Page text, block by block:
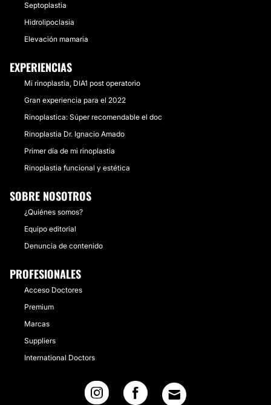
Septoplastia
Hidrolipoclasia
Elevación mamaria
EXPERIENCIAS
Mi rinoplastia, DIA1 post operatorio
Gran experiencia para el 2022
Rinoplastica: Súper recomendable el doc
Rinoplastia Dr. Ignacio Amado
Primer día de mi rinoplastia
Rinoplastia funcional y estética
SOBRE NOSOTROS
¿Quiénes somos?
Equipo editorial
Denuncia de contenido
PROFESIONALES
Acceso Doctores
Premium
Marcas
Suppliers
International Doctors